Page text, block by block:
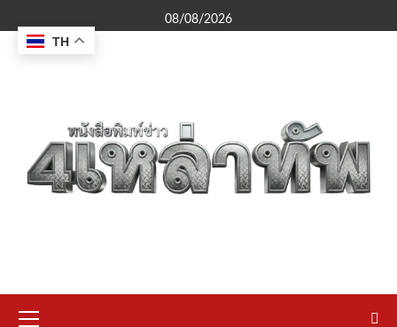
to
content
08/08/2026
Menu
TH